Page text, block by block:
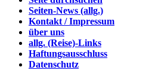
Seiten-News (allg.)
Kontakt / Impressum
über uns
allg. (Reise)-Links
Haftungsausschluss
Datenschutz